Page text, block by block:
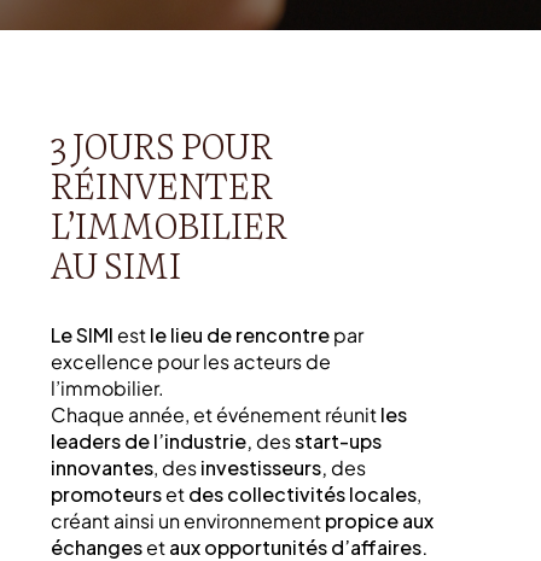
3 JOURS POUR
RÉINVENTER
L’IMMOBILIER
AU SIMI
Le SIMIestle lieu de rencontrepar
excellence pour les acteurs de
l’immobilier.
Chaque année, et événement réunitles
leaders de l’industrie, desstart-ups
innovantes, desinvestisseurs, des
promoteursetdes collectivités locales,
créant ainsi un environnementpropice aux
échangesetaux opportunités d’affaires.